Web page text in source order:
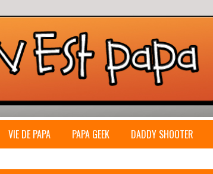
VIE DE PAPA PAPA GEEK DADDY SHOOTER